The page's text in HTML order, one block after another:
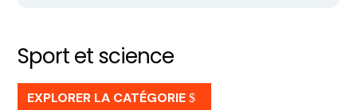
Sport et science
EXPLORER LA CATÉGORIE